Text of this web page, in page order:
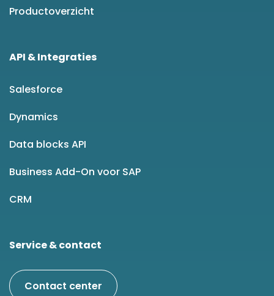
Productoverzicht
API & Integraties
Salesforce
Dynamics
Data blocks API
Business Add-On voor SAP
CRM
Service & contact
Contact center